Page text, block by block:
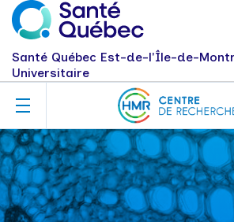
Santé Québec Est-de-l'Île-de-
Universitaire